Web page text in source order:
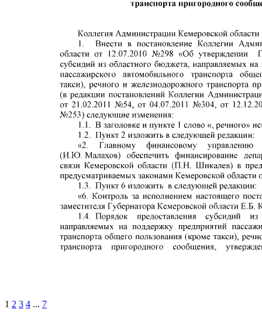
1 2 3 4 ... 7